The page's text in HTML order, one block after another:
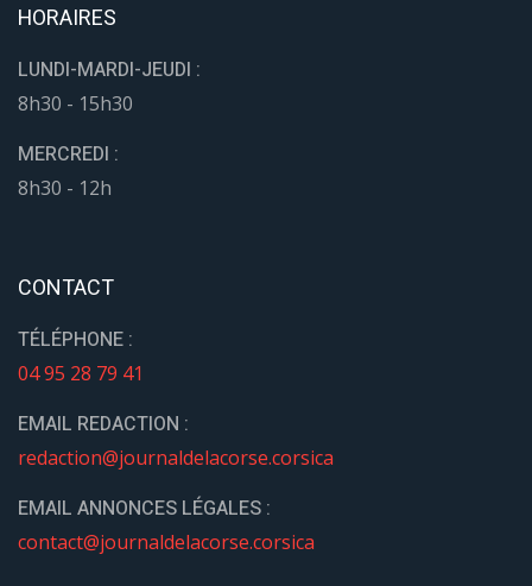
HORAIRES
LUNDI-MARDI-JEUDI :
8h30 - 15h30
MERCREDI :
8h30 - 12h
CONTACT
TÉLÉPHONE :
04 95 28 79 41
EMAIL REDACTION :
redaction@journaldelacorse.corsica
EMAIL ANNONCES LÉGALES :
contact@journaldelacorse.corsica